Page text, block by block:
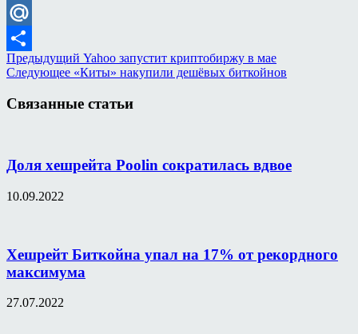
VK
Mail.Ru
Отправить
Предыдущий Yahoo запустит криптобиржу в мае
Следующее «Киты» накупили дешёвых биткойнов
Связанные статьи
Доля хешрейта Poolin сократилась вдвое
10.09.2022
Хешрейт Биткойна упал на 17% от рекордного
максимума
27.07.2022